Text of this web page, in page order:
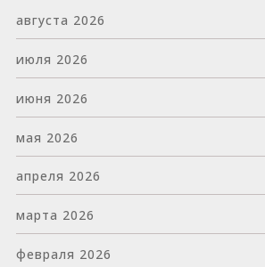
августа 2026
июля 2026
июня 2026
мая 2026
апреля 2026
марта 2026
февраля 2026